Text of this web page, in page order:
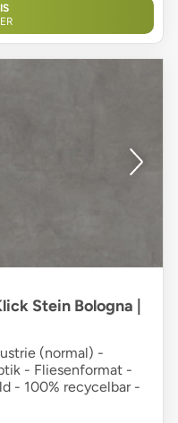
Stein Bologna |
(normal) -
- Fliesenformat -
- 100% recycelbar -